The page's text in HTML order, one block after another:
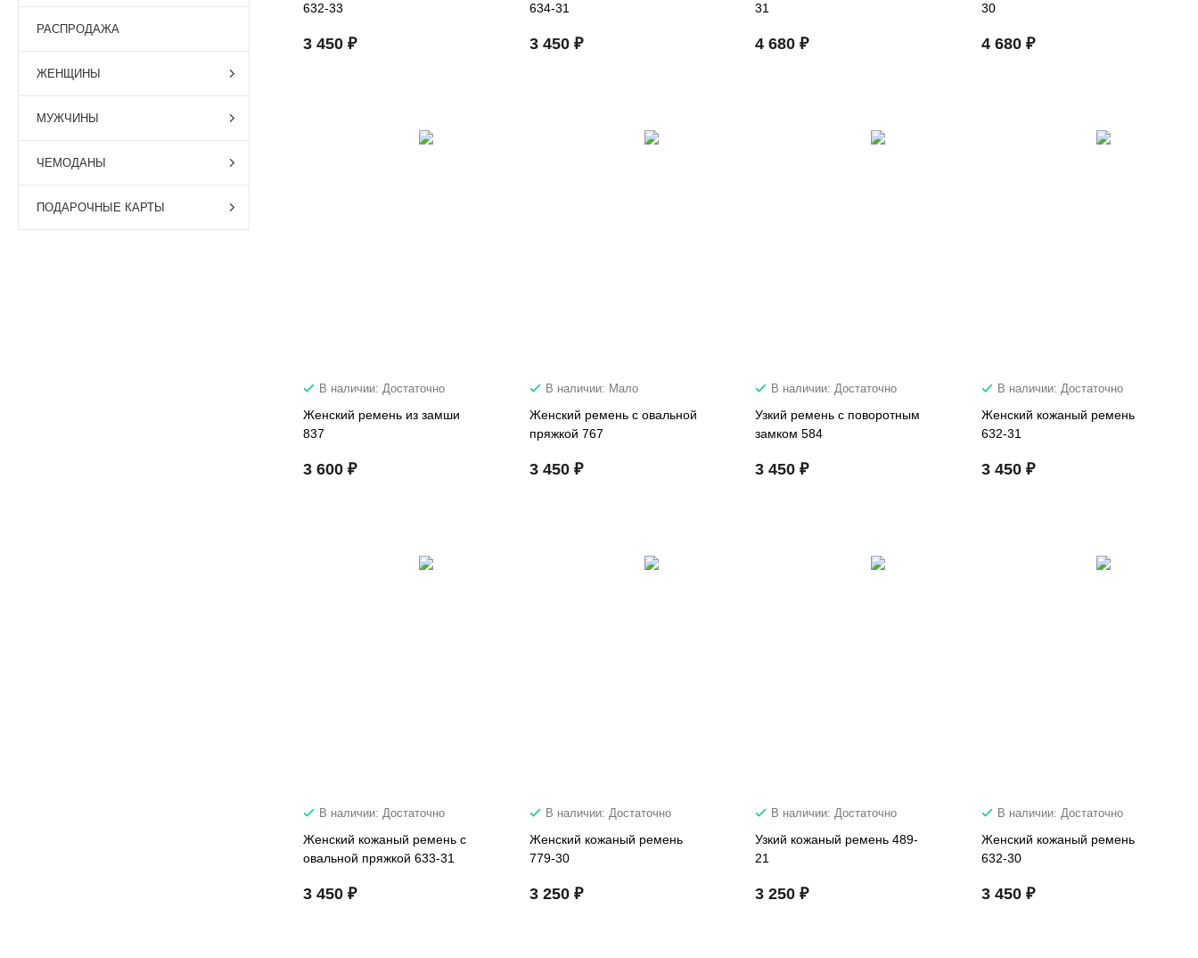
РАСПРОДАЖА
ЖЕНЩИНЫ
МУЖЧИНЫ
ЧЕМОДАНЫ
ПОДАРОЧНЫЕ КАРТЫ
632-33
3 450 ₽
634-31
3 450 ₽
31
4 680 ₽
30
4 680 ₽
В наличии: Достаточно
Женский ремень из замши
837
3 600 ₽
В наличии: Мало
Женский ремень с овальной
пряжкой 767
3 450 ₽
В наличии: Достаточно
Узкий ремень с поворотным
замком 584
3 450 ₽
В наличии: Достаточно
Женский кожаный ремень
632-31
3 450 ₽
В наличии: Достаточно
Женский кожаный ремень с
овальной пряжкой 633-31
3 450 ₽
В наличии: Достаточно
Женский кожаный ремень
779-30
3 250 ₽
В наличии: Достаточно
Узкий кожаный ремень 489-
21
3 250 ₽
В наличии: Достаточно
Женский кожаный ремень
632-30
3 450 ₽